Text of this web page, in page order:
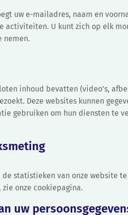
uw e-mailadres, naam en
activiteiten. U kunt zich op elk
nemen.
inhoud bevatten (video’s,
Deze websites kunnen
gebruiken om hun diensten te
de statistieken van onze website
onze cookiepagina.
uw